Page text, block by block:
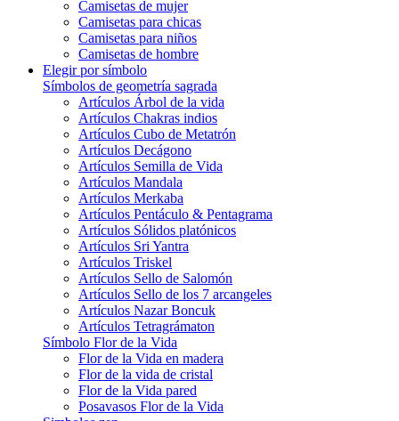
Camisetas de mujer
Camisetas para chicas
Camisetas para niños
Camisetas de hombre
Elegir por símbolo
Símbolos de geometría sagrada
Artículos Árbol de la vida
Artículos Chakras indios
Artículos Cubo de Metatrón
Artículos Decágono
Artículos Semilla de Vida
Artículos Mandala
Artículos Merkaba
Artículos Pentáculo & Pentagrama
Artículos Sólidos platónicos
Artículos Sri Yantra
Artículos Triskel
Artículos Sello de Salomón
Artículos Sello de los 7 arcangeles
Artículos Nazar Boncuk
Artículos Tetragrámaton
Símbolo Flor de la Vida
Flor de la Vida en madera
Flor de la vida de cristal
Flor de la Vida pared
Posavasos Flor de la Vida